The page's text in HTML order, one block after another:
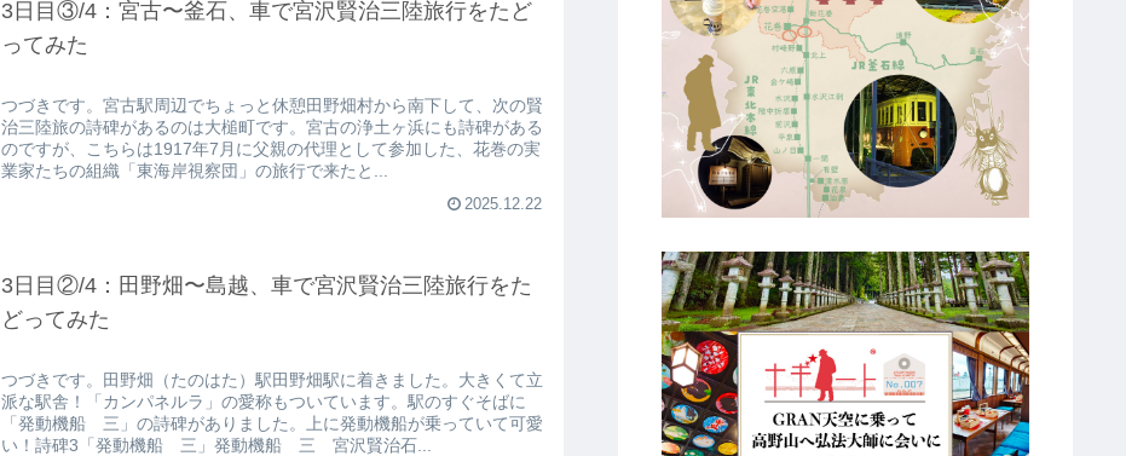
3日目③/4：宮古〜釜石、車で宮沢賢治三陸旅行をたど
ってみた
つづきです。宮古駅周辺でちょっと休憩田野畑村から南下して、次の賢
治三陸旅の詩碑があるのは大槌町です。宮古の浄土ヶ浜にも詩碑がある
のですが、こちらは1917年7月に父親の代理として参加した、花巻の実
業家たちの組織「東海岸視察団」の旅行で来たと...
2025.12.22
3日目②/4：田野畑〜島越、車で宮沢賢治三陸旅行をた
どってみた
つづきです。田野畑（たのはた）駅田野畑駅に着きました。大きくて立
派な駅舎！「カンパネルラ」の愛称もついています。駅のすぐそばに
「発動機船 三」の詩碑がありました。上に発動機船が乗っていて可愛
い！詩碑3「発動機船 三」発動機船 三 宮沢賢治石...